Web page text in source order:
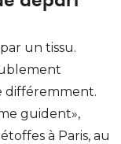
un tissu.
différemment.
guident»,
à Paris, au